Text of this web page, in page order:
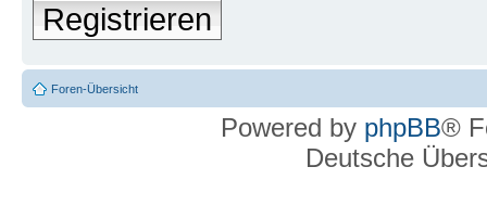
Registrieren
Foren-Übersicht
Powered by phpBB®
Deutsche